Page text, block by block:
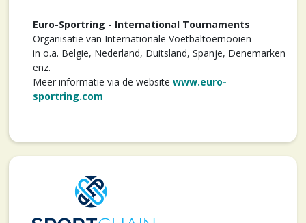
Euro-Sportring - International Tournaments
Organisatie van Internationale Voetbaltoernooien
in o.a. België, Nederland, Duitsland, Spanje, Denemarken
enz.
Meer informatie via de website www.euro-
sportring.com